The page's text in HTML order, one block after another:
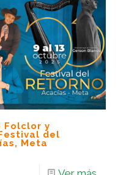
Folclor y
del
Meta